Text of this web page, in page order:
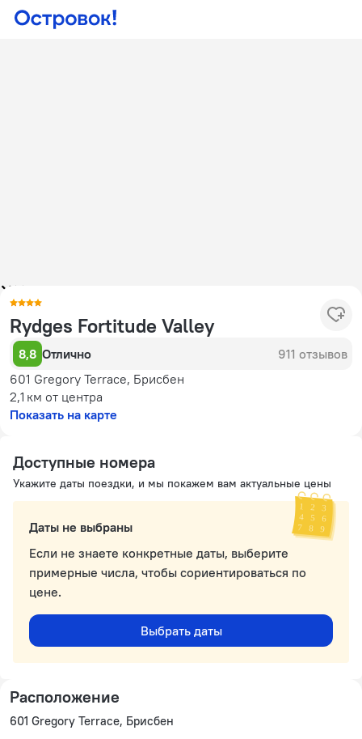
Rydges Fortitude Valley
8,8 Отлично
911 отзывов
601 Gregory Terrace, Брисбен
2,1 км от центра
Показать на карте
Доступные номера
Укажите даты поездки, и мы покажем вам актуальные цены
Даты не выбраны
Если не знаете конкретные даты, выберите
примерные числа, чтобы сориентироваться по
цене.
Выбрать даты
Расположение
601 Gregory Terrace, Брисбен